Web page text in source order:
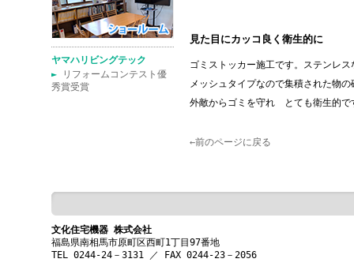
ヤマハリビングテック
►
リフォームコンテスト優
秀賞受賞
見た目にカッコ良く衛生的に
ゴミストッカー施工です。ステンレ
メッシュタイプなので集積された物
外敵からゴミを守れ とても衛生的で
←前のページに戻る
文化住宅機器 株式会社
福島県南相馬市原町区西町1丁目97番地
TEL 0244-24－3131 ／ FAX 0244-23－2056